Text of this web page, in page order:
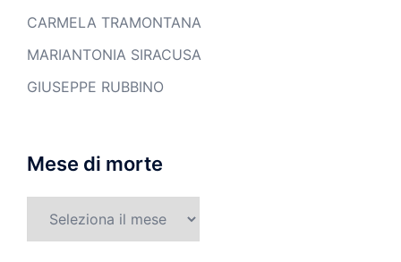
CARMELA TRAMONTANA
MARIANTONIA SIRACUSA
GIUSEPPE RUBBINO
Mese di morte